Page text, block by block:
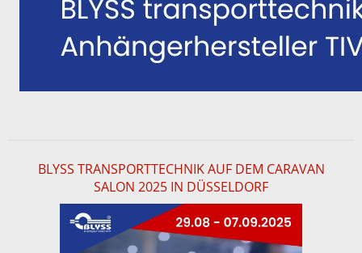
BLYSS TRANSPORTTECHNIK AUF DEM CARAVAN
SALON 2025 IN DÜSSELDORF